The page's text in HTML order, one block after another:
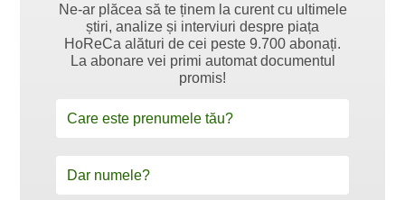
Ne-ar plăcea să te ținem la curent cu ultimele
știri, analize și interviuri despre piața
HoReCa alături de cei peste 9.700 abonați.
La abonare vei primi automat documentul
promis!